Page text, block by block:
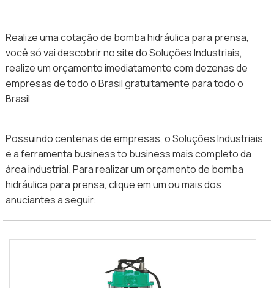
Realize uma cotação de bomba hidráulica para prensa,
você só vai descobrir no site do Soluções Industriais,
realize um orçamento imediatamente com dezenas de
empresas de todo o Brasil gratuitamente para todo o
Brasil
Possuindo centenas de empresas, o Soluções Industriais
é a ferramenta business to business mais completo da
área industrial. Para realizar um orçamento de bomba
hidráulica para prensa, clique em um ou mais dos
anuciantes a seguir: